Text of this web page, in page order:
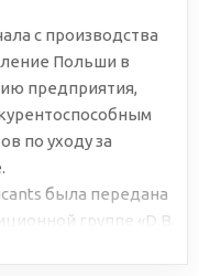
с производства
Польши в
предприятия,
по уходу за
была передана
группе «D.B.
позволило